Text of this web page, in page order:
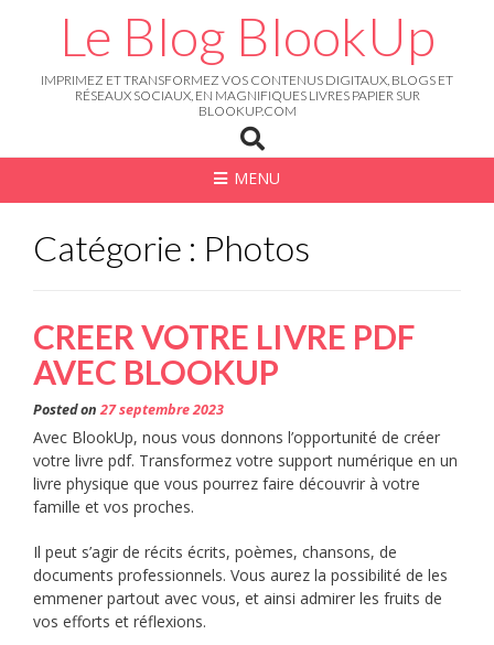
Le Blog BlookUp
IMPRIMEZ ET TRANSFORMEZ VOS CONTENUS DIGITAUX, BLOGS ET
RÉSEAUX SOCIAUX, EN MAGNIFIQUES LIVRES PAPIER SUR
BLOOKUP.COM
MENU
Catégorie : Photos
CREER VOTRE LIVRE PDF
AVEC BLOOKUP
Posted on27 septembre 2023
Avec BlookUp, nous vous donnons l’opportunité de créer
votre livre pdf. Transformez votre support numérique en un
livre physique que vous pourrez faire découvrir à votre
famille et vos proches.
Il peut s’agir de récits écrits, poèmes, chansons, de
documents professionnels. Vous aurez la possibilité de les
emmener partout avec vous, et ainsi admirer les fruits de
vos efforts et réflexions.